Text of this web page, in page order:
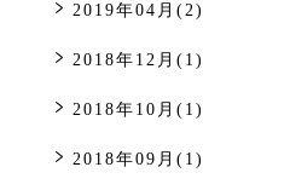
2019年04月(2)
2018年12月(1)
2018年10月(1)
2018年09月(1)